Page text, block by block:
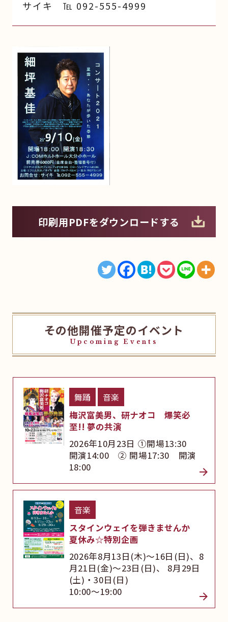
サイキ ℡ 092-555-4999
印刷用PDFをダウンロードする
その他開催予定のイベント
Upcoming Events
舞踊
音楽
梅沢富美男、研ナオコ 爆笑必
至!! 夢の共演
2026年10月23日 ①開場13:30
開演14:00 ② 開場17:30 開演
18:00
音楽
スタインウェイを弾きませんか
夏休み☆特別企画
2026年8月13日(木)～16日(日)、8
月21日(金)～23日(日)、 8月29日
(土)・30日(日)
10:00～19:00